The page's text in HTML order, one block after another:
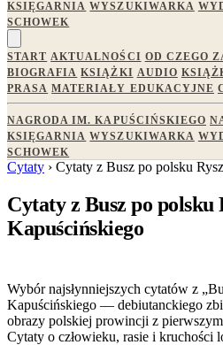
KSIĘGARNIA WYSZUKIWARKA
SCHOWEK
START AKTUALNOŚCI OD CZEGO
BIOGRAFIA KSIĄŻKI AUDIO
PRASA MATERIAŁY EDUKACYJNE
NAGRODA IM. KAPUŚCIŃSKIEGO
KSIĘGARNIA WYSZUKIWARKA
SCHOWEK
Cytaty › Cytaty z Busz po polsku
Cytaty z Busz po polsku
Kapuścińskiego
Wybór najsłynniejszych cytatów z
Kapuścińskiego — debiutanckiego
obrazy polskiej prowincji z
Cytaty o człowieku, rasie i kruchości